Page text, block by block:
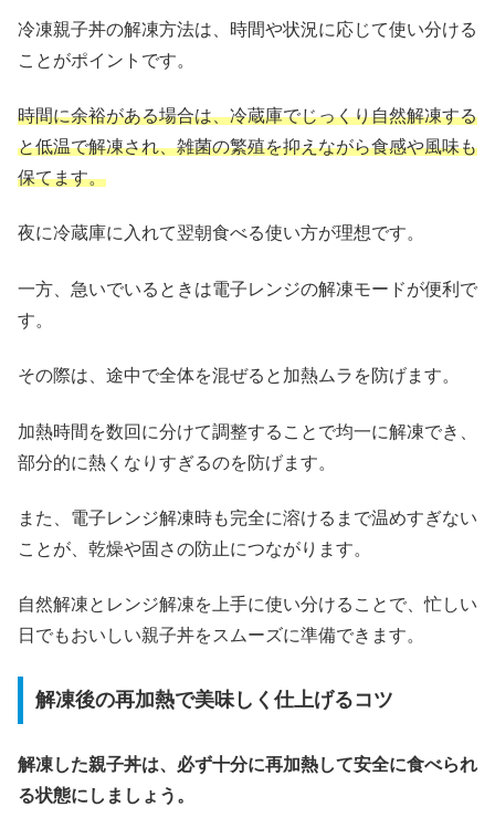
冷凍親子丼の解凍方法は、時間や状況に応じて使い分ける
ことがポイントです。
時間に余裕がある場合は、冷蔵庫でじっくり自然解凍する
と低温で解凍され、雑菌の繁殖を抑えながら食感や風味も
保てます。
夜に冷蔵庫に入れて翌朝食べる使い方が理想です。
一方、急いでいるときは電子レンジの解凍モードが便利で
す。
その際は、途中で全体を混ぜると加熱ムラを防げます。
加熱時間を数回に分けて調整することで均一に解凍でき、
部分的に熱くなりすぎるのを防げます。
また、電子レンジ解凍時も完全に溶けるまで温めすぎない
ことが、乾燥や固さの防止につながります。
自然解凍とレンジ解凍を上手に使い分けることで、忙しい
日でもおいしい親子丼をスムーズに準備できます。
解凍後の再加熱で美味しく仕上げるコツ
解凍した親子丼は、必ず十分に再加熱して安全に食べられ
る状態にしましょう。